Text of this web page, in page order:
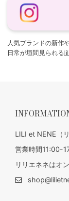
人気ブランドの新作
日常が垣間見られる
LILI et NENE（
営業時間11:00-
リリエネネはオ